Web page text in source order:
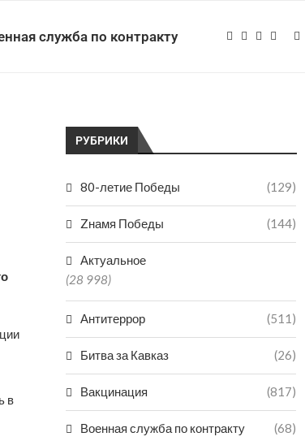
служба по контракту
в
РУБРИКИ
80-летие Победы (129)
Zнамя Победы (144)
Актуальное
(28 998)
Антитеррор (511)
Битва за Кавказ (26)
Вакцинация (817)
Военная служба по контракту (68)